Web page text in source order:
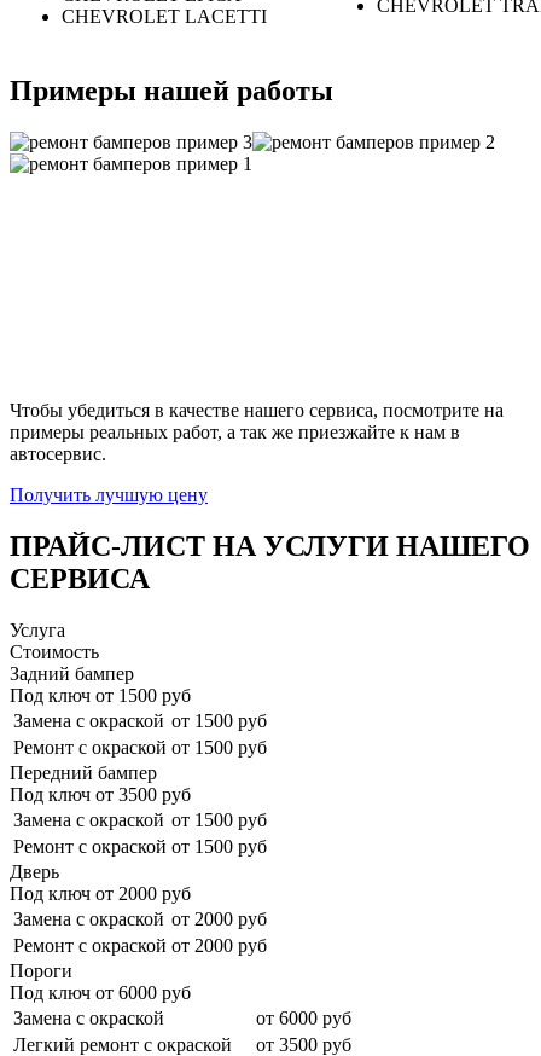
CHEVROLET LACETTI
CHEVROLET
Примеры нашей работы
Чтобы убедиться в качестве нашего сервиса, посмотрите на
примеры реальных работ, а так же приезжайте к нам в
автосервис.
Получить лучшую цену
ПРАЙС-ЛИСТ НА УСЛУГИ НАШЕГО
СЕРВИСА
Услуга
Стоимость
Задний бампер
Под ключ от 1500 руб
Замена с окраской от 1500 руб
Ремонт с окраской от 1500 руб
Передний бампер
Под ключ от 3500 руб
Замена с окраской от 1500 руб
Ремонт с окраской от 1500 руб
Дверь
Под ключ от 2000 руб
Замена с окраской от 2000 руб
Ремонт с окраской от 2000 руб
Пороги
Под ключ от 6000 руб
Замена с окраской
от 6000 руб
Легкий ремонт с окраской
от 3500 руб